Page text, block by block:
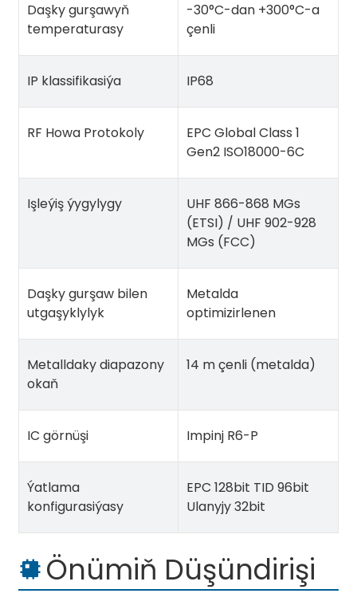
Daşky gurşawyň
temperaturasy
-30°C-dan +300°C-a
çenli
IP klassifikasiýa IP68
RF Howa Protokoly
EPC Global Class 1
Gen2 ISO18000-6C
Işleýiş ýygylygy
UHF 866-868 MGs
(ETSI) / UHF 902-928
MGs (FCC)
Daşky gurşaw bilen
utgaşyklylyk
Metalda
optimizirlenen
Metalldaky diapazony
okaň
14 m çenli (metalda)
IC görnüşi Impinj R6-P
Ýatlama
konfigurasiýasy
EPC 128bit TID 96bit
Ulanyjy 32bit
Önümiň Düşündirişi